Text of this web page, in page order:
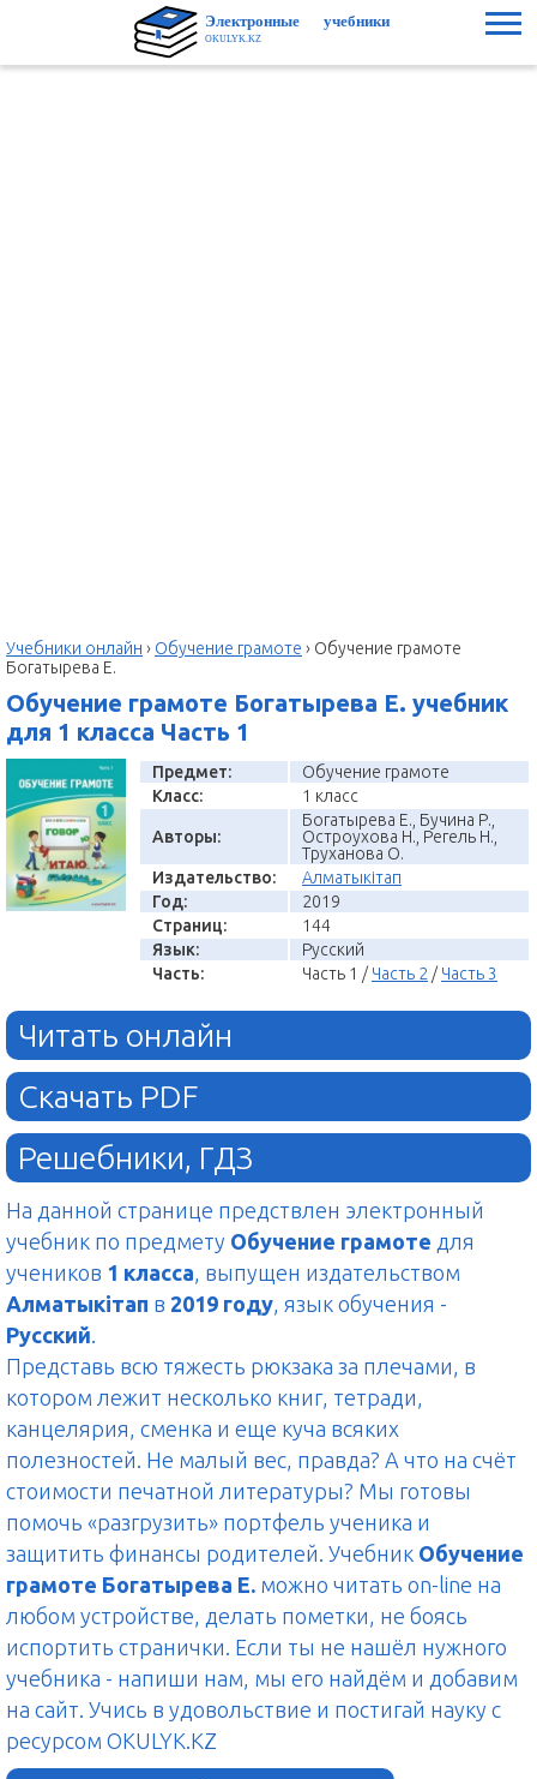
Учебники онлайн › Обучение грамоте › Обучение грамоте
Богатырева Е.
Обучение грамоте Богатырева Е. учебник
для 1 класса Часть 1
Предмет:
Обучение грамоте
Класс:
1 класс
Авторы:
Богатырева Е., Бучина Р.,
Остроухова Н., Регель Н.,
Труханова О.
Издательство:
Алматыкітап
Год:
2019
Страниц:
144
Язык:
Русский
Часть:
Часть 1 / Часть 2/ Часть 3
Читать онлайн
Скачать PDF
Решебники, ГДЗ
На данной странице предствлен электронный
учебник по предмету Обучение грамоте для
учеников 1 класса, выпущен издательством
Алматыкітап в 2019 году, язык обучения -
Русский.
Представь всю тяжесть рюкзака за плечами, в
котором лежит несколько книг, тетради,
канцелярия, сменка и еще куча всяких
полезностей. Не малый вес, правда? А что на счёт
стоимости печатной литературы? Мы готовы
помочь «разгрузить» портфель ученика и
защитить финансы родителей. Учебник Обучение
грамоте Богатырева Е. можно читать on-line на
любом устройстве, делать пометки, не боясь
испортить странички. Если ты не нашёл нужного
учебника - напиши нам, мы его найдём и добавим
на сайт. Учись в удовольствие и постигай науку с
ресурсом OKULYK.KZ